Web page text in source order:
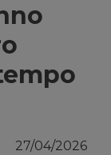
27/04/2026